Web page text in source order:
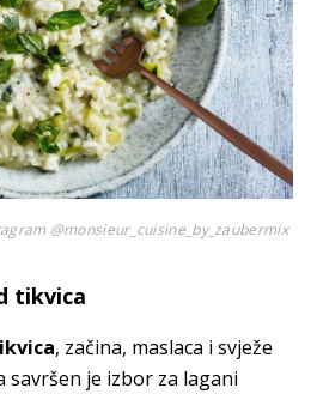
@monsieur_cuisine_by_zaubermix
tikvica
, začina, maslaca i svježe
je izbor za lagani